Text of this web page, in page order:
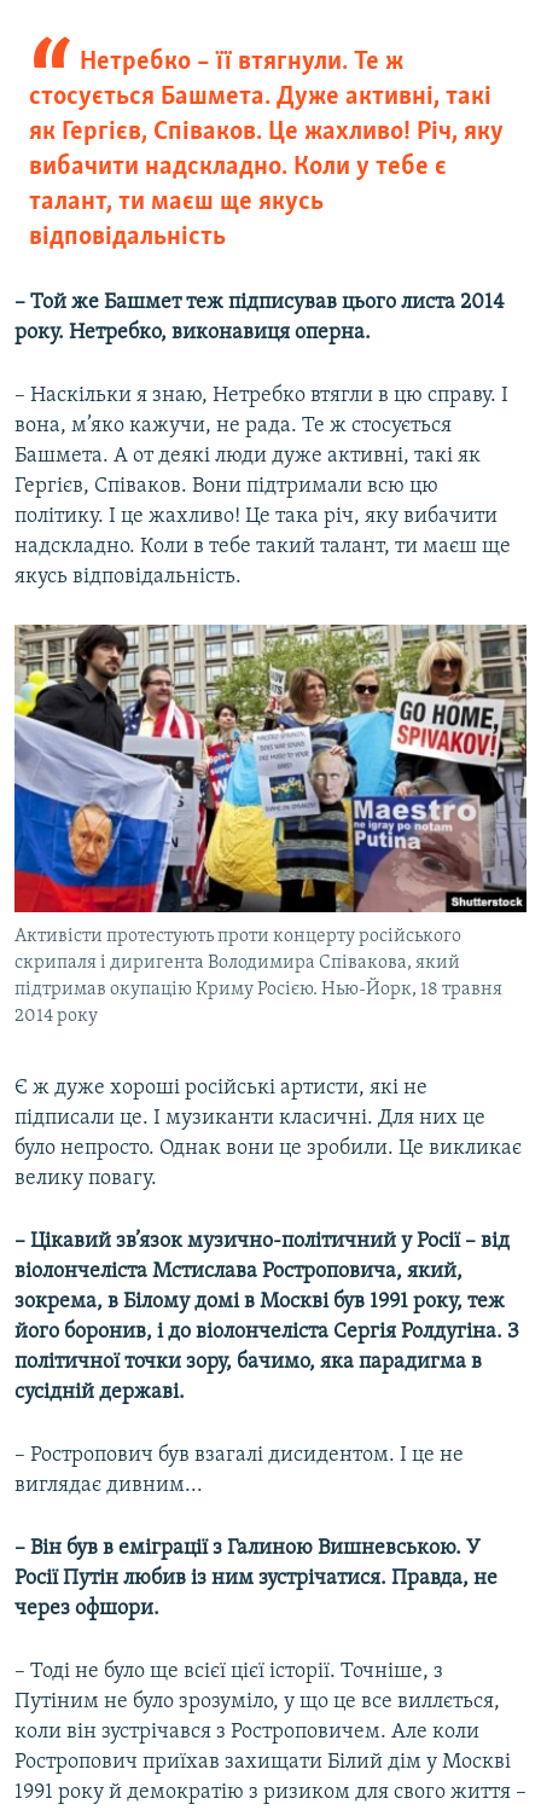
Нетребко – її втягнули. Те ж
стосується Башмета. Дуже активні, такі
як Гергієв, Співаков. Це жахливо! Річ, яку
вибачити надскладно. Коли у тебе є
талант, ти маєш ще якусь
відповідальність
– Той же Башмет теж підписував цього листа 2014
року. Нетребко, виконавиця оперна.
– Наскільки я знаю, Нетребко втягли в цю справу. І
вона, м’яко кажучи, не рада. Те ж стосується
Башмета. А от деякі люди дуже активні, такі як
Гергієв, Співаков. Вони підтримали всю цю
політику. І це жахливо! Це така річ, яку вибачити
надскладно. Коли в тебе такий талант, ти маєш ще
якусь відповідальність.
Активісти протестують проти концерту російського
скрипаля і диригента Володимира Співакова, який
підтримав окупацію Криму Росією. Нью-Йорк, 18 травня
2014 року
Є ж дуже хороші російські артисти, які не
підписали це. І музиканти класичні. Для них це
було непросто. Однак вони це зробили. Це викликає
велику повагу.
– Цікавий зв’язок музично-політичний у Росії – від
віолончеліста Мстислава Ростроповича, який,
зокрема, в Білому домі в Москві був 1991 року, теж
його боронив, і до віолончеліста Сергія Ролдугіна. З
політичної точки зору, бачимо, яка парадигма в
сусідній державі.
– Ростропович був взагалі дисидентом. І це не
виглядає дивним...
– Він був в еміграції з Галиною Вишневською. У
Росії Путін любив із ним зустрічатися. Правда, не
через офшори.
– Тоді не було ще всієї цієї історії. Точніше, з
Путіним не було зрозуміло, у що це все виллється,
коли він зустрічався з Ростроповичем. Але коли
Ростропович приїхав захищати Білий дім у Москві
1991 року й демократію з ризиком для свого життя –